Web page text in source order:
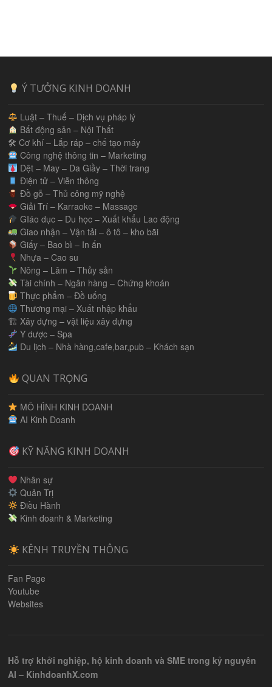
Ý TƯỞNG KINH DOANH
Luật – Thuế – Dịch vụ pháp lý
Bất động sản – Nội Thất
🛠 Cơ khí – Lắp ráp – chế tạo máy
Công nghệ thông tin – Marketing
Dệt – May – Da Giầy – Thời trang
Điện tử – Viễn thông
Đồ gỗ – Thủ công mỹ nghệ
Giải Trí – Karraoke – Massage
GIáo dục – Du học – Xuất khẩu Lao động
Giao nhận – Vận tải – ô tô – kho bãi
Giấy – Bao bì – In ấn
Nhựa – Cao su
Nông – Lâm – Thủy sản
Tài chính – Ngân hàng – Chứng khoán
Thực phẩm – Đồ uống
Thương mại – Xuất nhập khẩu
🏗 Xây dựng – vật liệu xây dựng
Y dược – Spa
Du lịch – Nhà hàng,cafe,bar,pub – Khách sạn
QUAN TRỌNG
MÔ HÌNH KINH DOANH
AI Kinh Doanh
KỸ NĂNG KINH DOANH
Nhân sự
Quản Trị
Điều Hành
Kinh doanh & Marketing
KÊNH TRUYỀN THÔNG
Fan Page
Youtube
Websites
Hỗ trợ khởi nghiệp, hộ kinh doanh và SME trong kỷ nguyên
AI – KinhdoanhX.com